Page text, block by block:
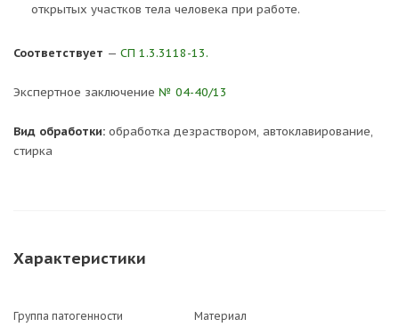
открытых участков тела человека при работе.
Соответствует — СП 1.3.3118-13.
Экспертное заключение № 04-40/13
Вид обработки: обработка дезраствором, автоклавирование,
стирка
Характеристики
Группа патогенности Материал